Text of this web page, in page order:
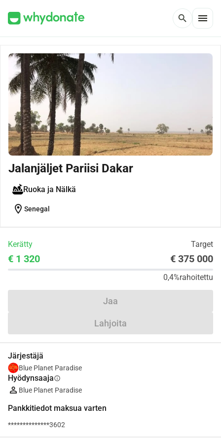
search menu
Jalanjäljet Pariisi Dakar
Ruoka ja Nälkä
location_on Senegal
Kerätty Target
€ 1 320 € 375 000
0,4%rahoitettu
Jaa
Lahjoita
Järjestäjä
Blue Planet Paradise
Hyödynsaajainfo
Blue Planet Paradise
Pankkitiedot maksua varten
**************3602